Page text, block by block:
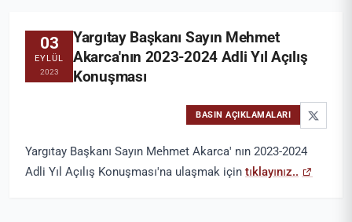
03
EYLÜL
2023
Yargıtay Başkanı Sayın Mehmet
Akarca'nın 2023-2024 Adli Yıl Açılış
Konuşması
BASIN AÇIKLAMALARI
Yargıtay Başkanı Sayın Mehmet Akarca' nın 2023-2024
Adli Yıl Açılış Konuşması'na ulaşmak için tıklayınız..